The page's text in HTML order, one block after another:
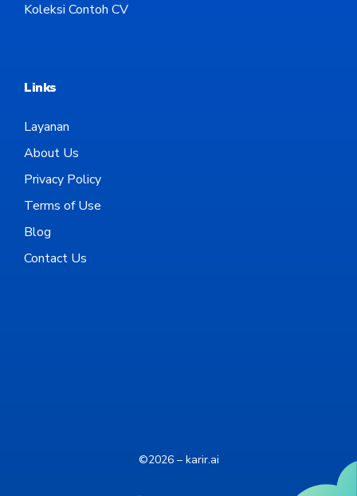
Koleksi Contoh CV
Links
Layanan
About Us
Privacy Policy
Terms of Use
Blog
Contact Us
©2026 – karir.ai